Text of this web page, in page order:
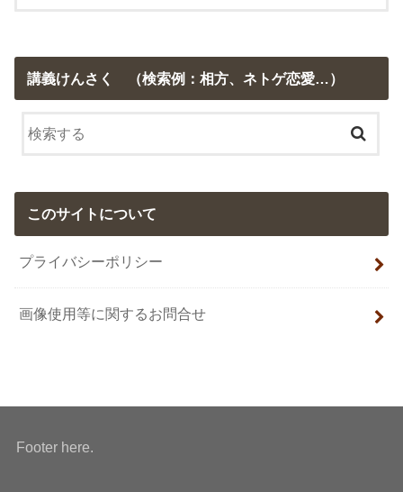
講義けんさく （検索例：相方、ネトゲ恋愛…）
このサイトについて
プライバシーポリシー
画像使用等に関するお問合せ
Footer here.